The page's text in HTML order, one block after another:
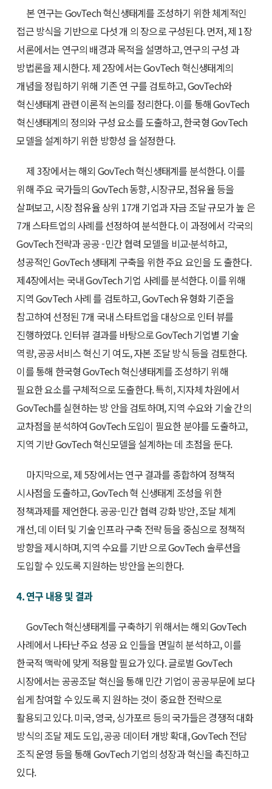
본 연구는 GovTech 혁신생태계를 조성하기 위한 체계적인
접근 방식을 기반으로 다섯 개 의 장으로 구성된다. 먼저, 제 1장
서론에서는 연구의 배경과 목적을 설명하고, 연구의 구성 과
방법론을 제시한다. 제 2장에서는 GovTech 혁신생태계의
개념을 정립하기 위해 기존 연 구를 검토하고, GovTech와
혁신생태계 관련 이론적 논의를 정리한다. 이를 통해 GovTech
혁신생태계의 정의와 구성 요소를 도출하고, 한국형 GovTech
모델을 설계하기 위한 방향성 을 설정한다.
제 3장에서는 해외 GovTech 혁신생태계를 분석한다. 이를
위해 주요 국가들의 GovTech 동향, 시장규모, 점유율 등을
살펴보고, 시장 점유율 상위 17개 기업과 자금 조달 규모가 높 은
7개 스타트업의 사례를 선정하여 분석한다. 이 과정에서 각국의
GovTech 전략과 공공 -민간 협력 모델을 비교·분석하고,
성공적인 GovTech 생태계 구축을 위한 주요 요인을 도 출한다.
제4장에서는 국내 GovTech 기업 사례를 분석한다. 이를 위해
지역 GovTech 사례 를 검토하고, GovTech 유형화 기준을
참고하여 선정된 7개 국내 스타트업을 대상으로 인터 뷰를
진행하였다. 인터뷰 결과를 바탕으로 GovTech 기업별 기술
역량, 공공서비스 혁신 기 여도, 자본 조달 방식 등을 검토한다.
이를 통해 한국형 GovTech 혁신생태계를 조성하기 위해
필요한 요소를 구체적으로 도출한다. 특히, 지자체 차원에서
GovTech를 실현하는 방 안을 검토하며, 지역 수요와 기술 간의
교차점을 분석하여 GovTech 도입이 필요한 분야를 도출하고,
지역 기반 GovTech 혁신모델을 설계하는 데 초점을 둔다.
마지막으로, 제 5장에서는 연구 결과를 종합하여 정책적
시사점을 도출하고, GovTech 혁 신생태계 조성을 위한
정책과제를 제언한다. 공공-민간 협력 강화 방안, 조달 체계
개선, 데 이터 및 기술 인프라 구축 전략 등을 중심으로 정책적
방향을 제시하며, 지역 수요를 기반 으로 GovTech 솔루션을
도입할 수 있도록 지원하는 방안을 논의한다.
4. 연구 내용 및 결과
GovTech 혁신생태계를 구축하기 위해서는 해외 GovTech
사례에서 나타난 주요 성공 요 인들을 면밀히 분석하고, 이를
한국적 맥락에 맞게 적용할 필요가 있다. 글로벌 GovTech
시장에서는 공공조달 혁신을 통해 민간 기업이 공공부문에 보다
쉽게 참여할 수 있도록 지 원하는 것이 중요한 전략으로
활용되고 있다. 미국, 영국, 싱가포르 등의 국가들은 경쟁적 대화
방식의 조달 제도 도입, 공공 데이터 개방 확대, GovTech 전담
조직 운영 등을 통해 GovTech 기업의 성장과 혁신을 촉진하고
있다.